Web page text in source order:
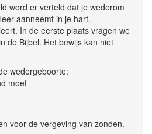
word er verteld dat je wederom
aanneemt in je hart.
In de eerste plaats vragen we
de Bijbel. Het bewijs kan niet
wedergeboorte:
moet
voor de vergeving van zonden.